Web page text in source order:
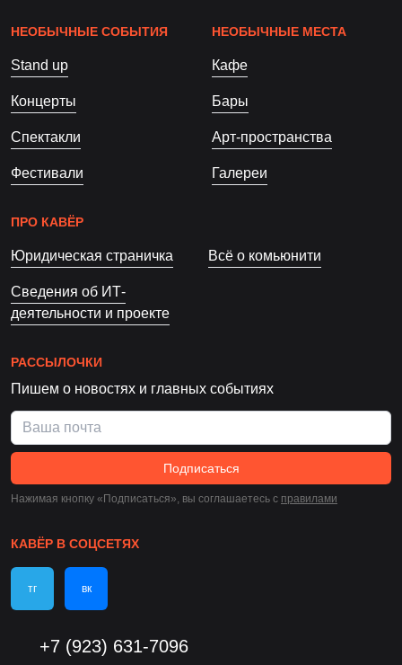
НЕОБЫЧНЫЕ СОБЫТИЯ
Stand up
Концерты
Спектакли
Фестивали
НЕОБЫЧНЫЕ МЕСТА
Кафе
Бары
Арт-пространства
Галереи
ПРО КАВЁР
Юридическая страничка Всё о комьюнити
Сведения об ИТ-
деятельности и проекте
РАССЫЛОЧКИ
Пишем о новостях и главных событиях
Подписаться
Нажимая кнопку «Подписаться», вы соглашаетесь c правилами
КАВЁР В СОЦСЕТЯХ
тг вк
+7 (923) 631-7096